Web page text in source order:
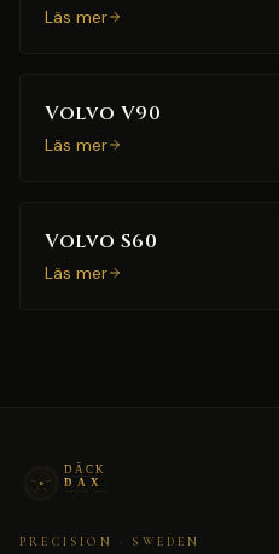
Läs mer
Volvo V90
Läs mer
Volvo S60
Läs mer
PRECISION · SWEDEN